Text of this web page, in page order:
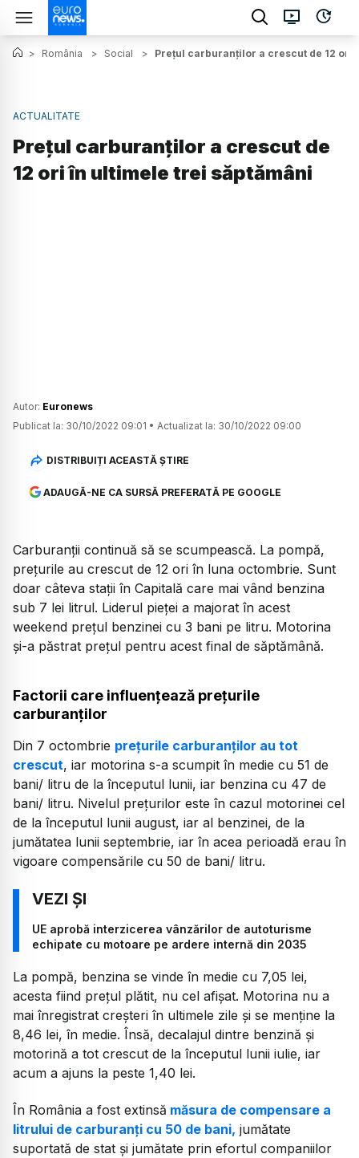
> România > Social > Prețul carburanților a crescut de 12 ori
ACTUALITATE
Prețul carburanților a crescut de
12 ori în ultimele trei săptămâni
Autor: Euronews
Publicat la: 30/10/2022 09:01 • Actualizat la: 30/10/2022 09:00
DISTRIBUIȚI ACEASTĂ ȘTIRE
ADAUGĂ-NE CA SURSĂ PREFERATĂ PE GOOGLE
Carburanții continuă să se scumpească. La pompă,
prețurile au crescut de 12 ori în luna octombrie. Sunt
doar câteva stații în Capitală care mai vând benzina
sub 7 lei litrul. Liderul pieței a majorat în acest
weekend prețul benzinei cu 3 bani pe litru. Motorina
și-a păstrat prețul pentru acest final de săptămână.
Factorii care influențează prețurile
carburanților
Din 7 octombrie prețurile carburanților au tot
crescut, iar motorina s-a scumpit în medie cu 51 de
bani/ litru de la începutul lunii, iar benzina cu 47 de
bani/ litru. Nivelul prețurilor este în cazul motorinei cel
de la începutul lunii august, iar al benzinei, de la
jumătatea lunii septembrie, iar în acea perioadă erau în
vigoare compensările cu 50 de bani/ litru.
UE aprobă interzicerea vânzărilor de autoturisme
echipate cu motoare pe ardere internă din 2035
La pompă, benzina se vinde în medie cu 7,05 lei,
acesta fiind prețul plătit, nu cel afișat. Motorina nu a
mai înregistrat creșteri în ultimele zile și se menține la
8,46 lei, în medie. Însă, decalajul dintre benzină și
motorină a tot crescut de la începutul lunii iulie, iar
acum a ajuns la peste 1,40 lei.
În România a fost extinsă măsura de compensare a
litrului de carburanți cu 50 de bani, jumătate
suportată de stat și jumătate prin efortul companiilor